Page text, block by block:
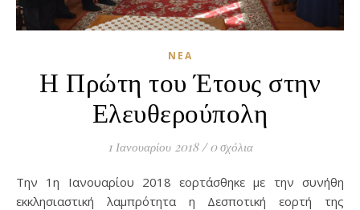
ΝΈΑ
Η Πρώτη του Έτους στην
Ελευθερούπολη
1 Ιανουαρίου 2018 / 0 σχόλια
Την 1η Ιανουαρίου 2018 εορτάσθηκε με την συνήθη
εκκλησιαστική λαμπρότητα η Δεσποτική εορτή της